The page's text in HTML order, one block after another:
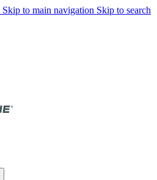
Skip to main navigation Skip to search